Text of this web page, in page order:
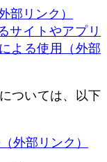
リンク）
サイトやアプリ
よる使用（外部
ついては、以下
外部リンク）